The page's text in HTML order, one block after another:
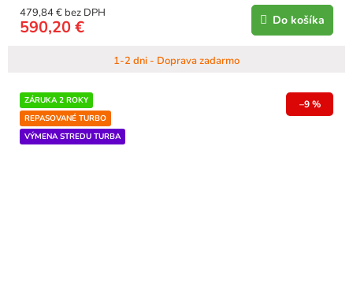
1-2 dni - Doprava zadarmo
479,84 € bez DPH
590,20 € Do košíka
ZÁRUKA 2 ROKY
REPASOVANÉ TURBO
VÝMENA STREDU TURBA
–9 %